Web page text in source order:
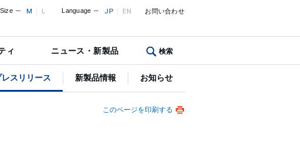
M L Language JP EN お問い合わせ
ィ ニュース・新製品 検索
レスリリース 新製品情報 お知らせ
このページを印刷する